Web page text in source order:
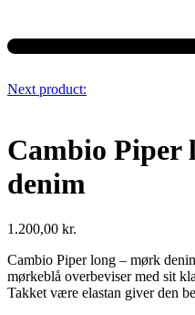
Next product:
Cambio Piper
denim
1.200,00 kr.
Cambio Piper long – mørk
mørkeblå overbeviser med sit
Takket være elastan giver den